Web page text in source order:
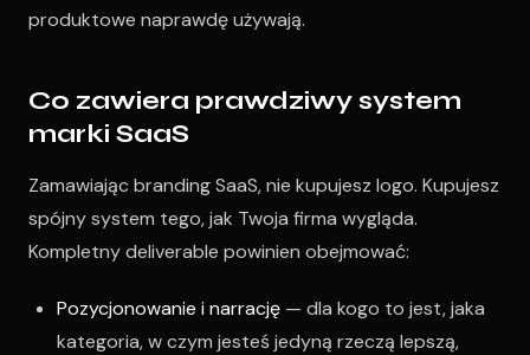
produktowe naprawdę używają.
Co zawiera prawdziwy system
marki SaaS
Zamawiając branding SaaS, nie kupujesz logo. Kupujesz
spójny system tego, jak Twoja firma wygląda.
Kompletny deliverable powinien obejmować:
Pozycjonowanie i narrację — dla kogo to jest, jaka
kategoria, w czym jesteś jedyną rzeczą lepszą,